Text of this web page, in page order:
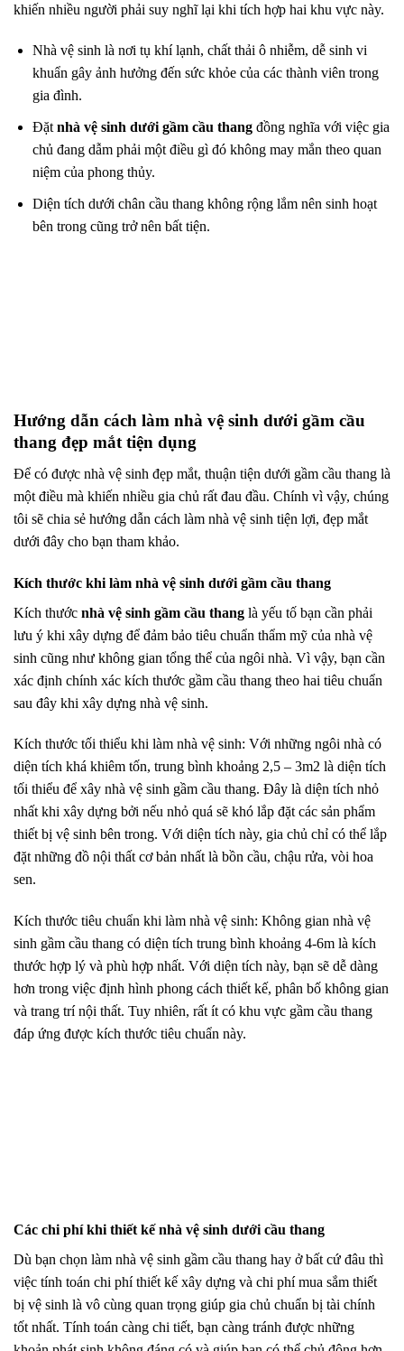
khiến nhiều người phải suy nghĩ lại khi tích hợp hai khu vực này.
Nhà vệ sinh là nơi tụ khí lạnh, chất thải ô nhiễm, dễ sinh vi
khuẩn gây ảnh hưởng đến sức khỏe của các thành viên trong
gia đình.
Đặt nhà vệ sinh dưới gầm cầu thangđồng nghĩa với việc gia
chủ đang dẫm phải một điều gì đó không may mắn theo quan
niệm của phong thủy.
Diện tích dưới chân cầu thang không rộng lắm nên sinh hoạt
bên trong cũng trở nên bất tiện.
Hướng dẫn cách làm nhà vệ sinh dưới gầm cầu
thang đẹp mắt tiện dụng
Để có được nhà vệ sinh đẹp mắt, thuận tiện dưới gầm cầu thang là
một điều mà khiến nhiều gia chủ rất đau đầu. Chính vì vậy, chúng
tôi sẽ chia sẻ hướng dẫn cách làm nhà vệ sinh tiện lợi, đẹp mắt
dưới đây cho bạn tham khảo.
Kích thước khi làm nhà vệ sinh dưới gầm cầu thang
Kích thước nhà vệ sinh gầm cầu thang là yếu tố bạn cần phải
lưu ý khi xây dựng để đảm bảo tiêu chuẩn thẩm mỹ của nhà vệ
sinh cũng như không gian tổng thể của ngôi nhà. Vì vậy, bạn cần
xác định chính xác kích thước gầm cầu thang theo hai tiêu chuẩn
sau đây khi xây dựng nhà vệ sinh.
Kích thước tối thiểu khi làm nhà vệ sinh: Với những ngôi nhà có
diện tích khá khiêm tốn, trung bình khoảng 2,5 – 3m2 là diện tích
tối thiểu để xây nhà vệ sinh gầm cầu thang. Đây là diện tích nhỏ
nhất khi xây dựng bởi nếu nhỏ quá sẽ khó lắp đặt các sản phẩm
thiết bị vệ sinh bên trong. Với diện tích này, gia chủ chỉ có thể lắp
đặt những đồ nội thất cơ bản nhất là bồn cầu, chậu rửa, vòi hoa
sen.
Kích thước tiêu chuẩn khi làm nhà vệ sinh: Không gian nhà vệ
sinh gầm cầu thang có diện tích trung bình khoảng 4-6m là kích
thước hợp lý và phù hợp nhất. Với diện tích này, bạn sẽ dễ dàng
hơn trong việc định hình phong cách thiết kế, phân bố không gian
và trang trí nội thất. Tuy nhiên, rất ít có khu vực gầm cầu thang
đáp ứng được kích thước tiêu chuẩn này.
Các chi phí khi thiết kế nhà vệ sinh dưới cầu thang
Dù bạn chọn làm nhà vệ sinh gầm cầu thang hay ở bất cứ đâu thì
việc tính toán chi phí thiết kế xây dựng và chi phí mua sắm thiết
bị vệ sinh là vô cùng quan trọng giúp gia chủ chuẩn bị tài chính
tốt nhất. Tính toán càng chi tiết, bạn càng tránh được những